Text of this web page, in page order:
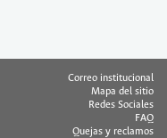
Correo institucional
Mapa del sitio
Redes Sociales
FAQ
Quejas y reclamos